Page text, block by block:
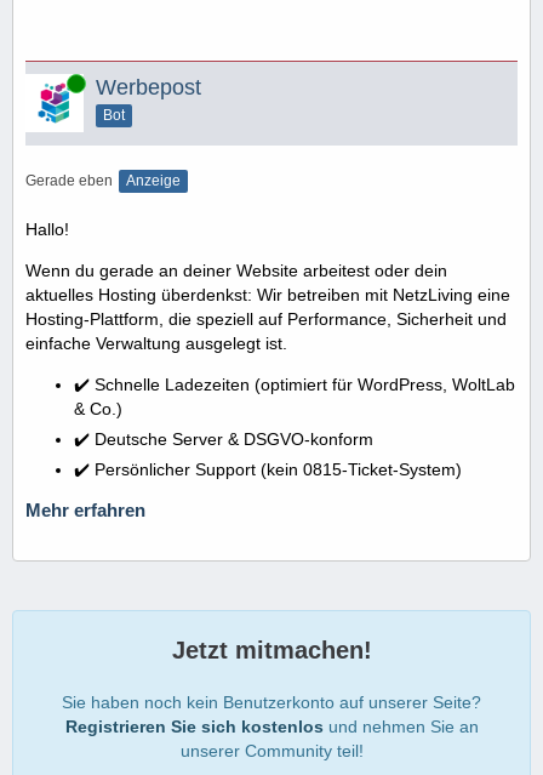
Online Werbepost
Bot
Gerade eben Anzeige
Hallo!
Wenn du gerade an deiner Website arbeitest oder dein
aktuelles Hosting überdenkst: Wir betreiben mit NetzLiving eine
Hosting-Plattform, die speziell auf Performance, Sicherheit und
einfache Verwaltung ausgelegt ist.
✔️ Schnelle Ladezeiten (optimiert für WordPress, WoltLab
& Co.)
✔️ Deutsche Server & DSGVO-konform
✔️ Persönlicher Support (kein 0815-Ticket-System)
Mehr erfahren
Jetzt mitmachen!
Sie haben noch kein Benutzerkonto auf unserer Seite?
Registrieren Sie sich kostenlos und nehmen Sie an
unserer Community teil!